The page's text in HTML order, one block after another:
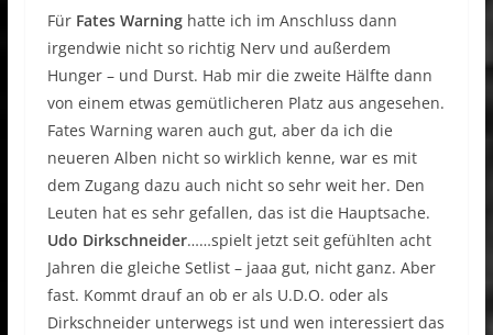
Für Fates Warninghatte ich im Anschluss dann
irgendwie nicht so richtig Nerv und außerdem
Hunger – und Durst. Hab mir die zweite Hälfte dann
von einem etwas gemütlicheren Platz aus angesehen.
Fates Warning waren auch gut, aber da ich die
neueren Alben nicht so wirklich kenne, war es mit
dem Zugang dazu auch nicht so sehr weit her. Den
Leuten hat es sehr gefallen, das ist die Hauptsache.
Udo Dirkschneider……spielt jetzt seit gefühlten acht
Jahren die gleiche Setlist – jaaa gut, nicht ganz. Aber
fast. Kommt drauf an ob er als U.D.O. oder als
Dirkschneider unterwegs ist und wen interessiert das